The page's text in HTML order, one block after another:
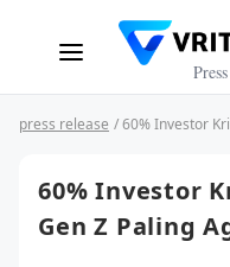
press release
60% Investor
Gen Z Paling